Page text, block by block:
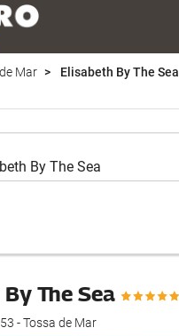
Mar Elisabeth By The Sea
The Sea
- Tossa de Mar